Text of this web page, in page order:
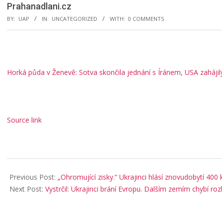
Prahanadlani.cz
BY: UAP IN: UNCATEGORIZED WITH: 0 COMMENTS
Horká půda v Ženevě: Sotva skončila jednání s Íránem, USA
Source link
02-
23
Previous Post: „Ohromující zisky.“ Ukrajinci hlásí znovudobytí
Next Post: Vystrčil: Ukrajinci brání Evropu. Dalším zemím chybí